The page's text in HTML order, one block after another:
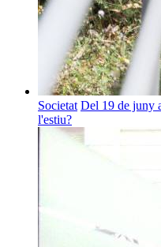
Societat Del 19 de juny
l'estiu?